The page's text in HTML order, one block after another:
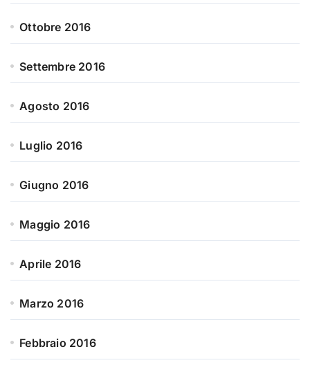
Ottobre 2016
Settembre 2016
Agosto 2016
Luglio 2016
Giugno 2016
Maggio 2016
Aprile 2016
Marzo 2016
Febbraio 2016